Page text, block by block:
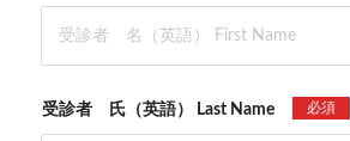
受診者 氏（英語） Last Name 必須